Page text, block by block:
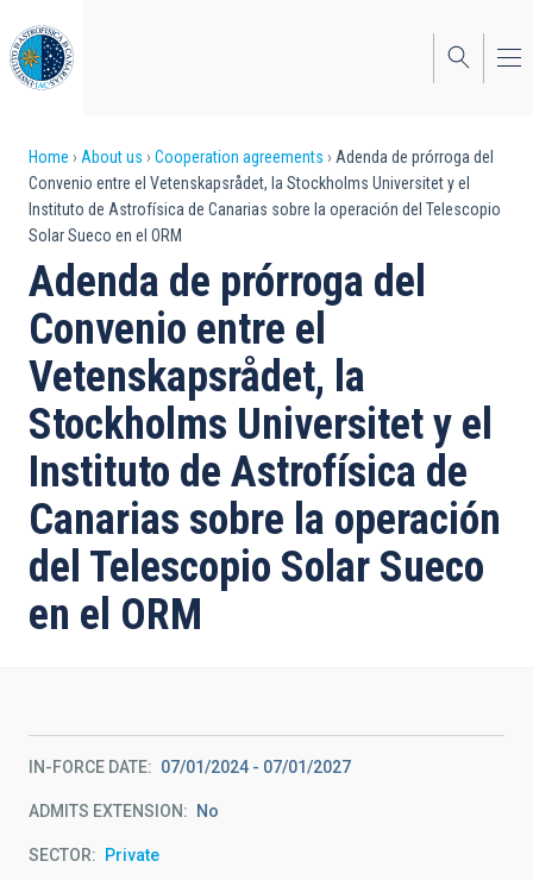
to
main
content
Breadcrumb
Home About us Cooperation agreements
Adenda de prórroga del
Convenio entre el Vetenskapsrådet, la Stockholms Universitet y el
Instituto de Astrofísica de Canarias sobre la operación del Telescopio
Solar Sueco en el ORM
Adenda de prórroga del
Convenio entre el
Vetenskapsrådet, la
Stockholms Universitet y el
Instituto de Astrofísica de
Canarias sobre la operación
del Telescopio Solar Sueco
en el ORM
IN-FORCE DATE 07/01/2024 - 07/01/2027
ADMITS EXTENSION No
SECTOR Private